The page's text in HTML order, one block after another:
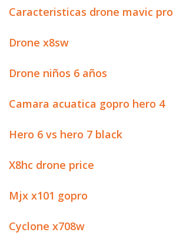
Caracteristicas drone mavic pro
Drone x8sw
Drone niños 6 años
Camara acuatica gopro hero 4
Hero 6 vs hero 7 black
X8hc drone price
Mjx x101 gopro
Cyclone x708w